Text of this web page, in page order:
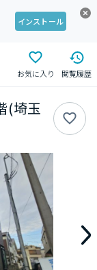
インストール
お気に入り 閲覧履歴
(埼玉